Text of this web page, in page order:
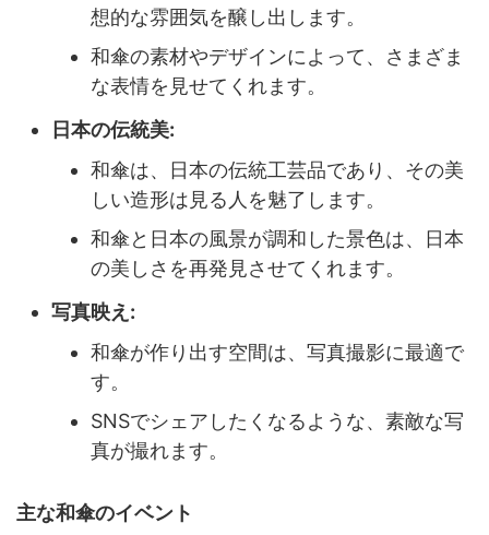
想的な雰囲気を醸し出します。
和傘の素材やデザインによって、さまざま
な表情を見せてくれます。
日本の伝統美:
和傘は、日本の伝統工芸品であり、その美
しい造形は見る人を魅了します。
和傘と日本の風景が調和した景色は、日本
の美しさを再発見させてくれます。
写真映え:
和傘が作り出す空間は、写真撮影に最適で
す。
SNSでシェアしたくなるような、素敵な写
真が撮れます。
主な和傘のイベント